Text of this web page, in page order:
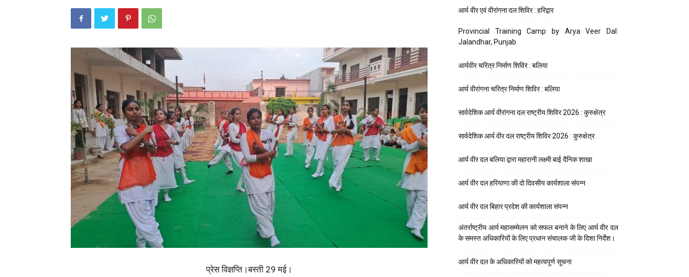
प्रेस विज्ञप्ति।बस्ती 29 मई।
आर्य वीर एवं वीरांगना दल शिविर : हरिद्वार
Provincial Training Camp by Arya Veer Dal:
Jalandhar, Punjab
आर्यवीर चरित्र निर्माण शिविर : बलिया
आर्य वीरांगना चरित्र निर्माण शिविर : बलिया
सार्वदेशिक आर्य वीरांगना दल राष्ट्रीय शिविर 2026 : कुरुक्षेत्र
सार्वदेशिक आर्य वीर दल राष्ट्रीय शिविर 2026 : कुरुक्षेत्र
आर्य वीर दल बलिया द्वारा महारानी लक्ष्मी बाई दैनिक शाखा
आर्य वीर दल हरियाणा की दो दिवसीय कार्यशाला संपन्न
आर्य वीर दल बिहार प्रदेश की कार्यशाला संपन्न
अंतर्राष्ट्रीय आर्य महासम्मेलन को सफल बनाने के लिए आर्य वीर दल
के समस्त अधिकारियों के लिए प्रधान संचालक जी के दिशा निर्देश।
आर्य वीर दल के अधिकारियों को महत्वपूर्ण सूचना